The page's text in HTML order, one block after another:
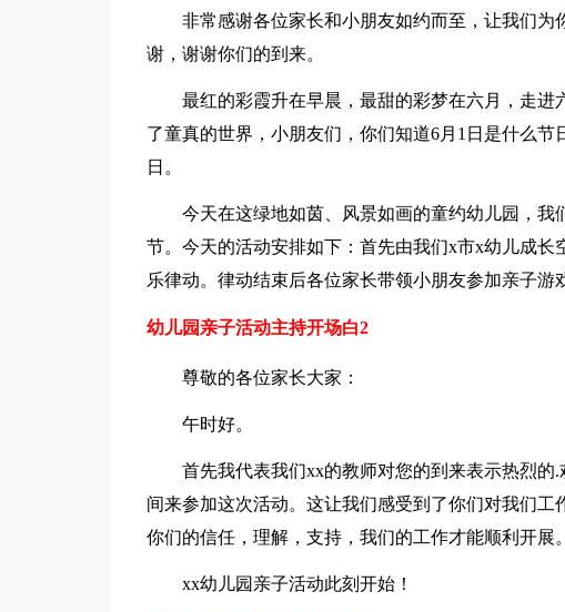
非常感谢各位家长和小朋友如约而至，让我们
谢，谢谢你们的到来。
最红的彩霞升在早晨，最甜的彩梦在六月，走
了童真的世界，小朋友们，你们知道6月1日是什么
日。
今天在这绿地如茵、风景如画的童约幼儿园，
节。今天的活动安排如下：首先由我们x市x幼儿成
乐律动。律动结束后各位家长带领小朋友参加亲子游
幼儿园亲子活动主持开场白2
尊敬的各位家长大家：
午时好。
首先我代表我们xx的教师对您的到来表示热烈
间来参加这次活动。这让我们感受到了你们对我们
你们的信任，理解，支持，我们的工作才能顺利开展
xx幼儿园亲子活动此刻开始！